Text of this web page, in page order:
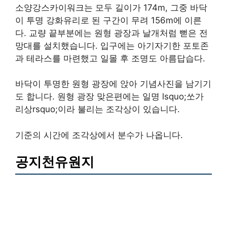
소양강스카이워크는 모두 길이가 174m, 그중 바닥
이 투명 강화유리로 된 구간이 무려 156m에 이른
다. 교량 끝부분에는 원형 광장과 날개처럼 뻗은 전
망대를 설치했습니다. 입구에는 아기자기한 포토존
과 테라스를 마련했고 일몰 후 조명도 아름답습다.
바닥이 투명한 원형 광장에 앉아 기념사진을 남기기
도 합니다. 원형 광장 맞은편에는 일명 lsquo;쏘가
리상rsquo;이라 불리는 조각상이 있습니다.
기준의 시간에 조각상에서 분수가 나옵니다.
공지천유원지